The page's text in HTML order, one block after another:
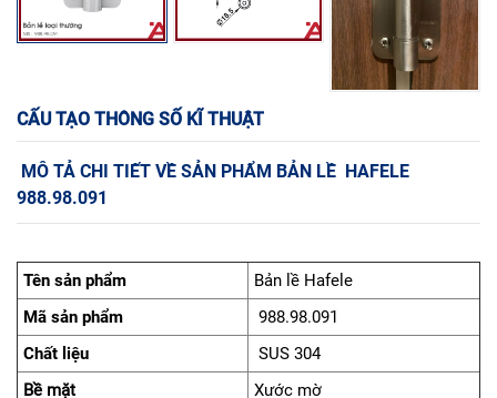
CẤU TẠO THÔNG SỐ KĨ THUẬT
MÔ TẢ CHI TIẾT VỀ SẢN PHẨM BẢN LỀ HAFELE
988.98.091
Tên sản phẩm
Bản lề Hafele
Mã sản phẩm
988.98.091
Chất liệu
SUS 304
Bề mặt
Xước mờ